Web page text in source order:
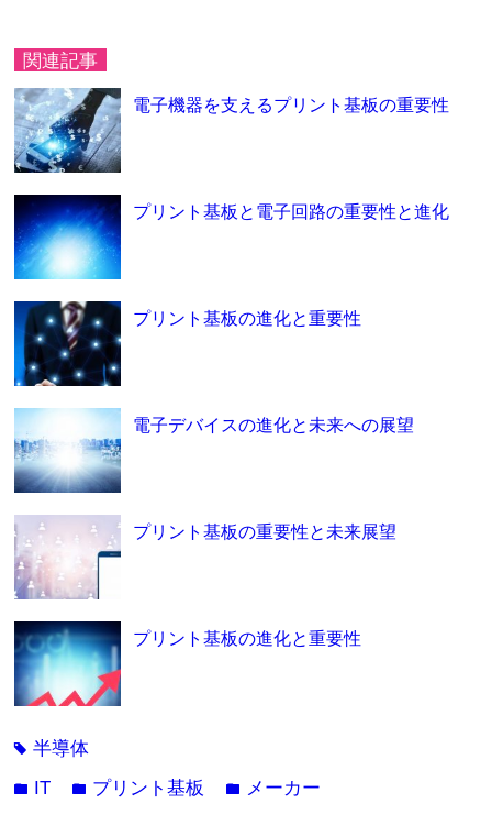
関連記事
電子機器を支えるプリント基板の重要性
プリント基板と電子回路の重要性と進化
プリント基板の進化と重要性
電子デバイスの進化と未来への展望
プリント基板の重要性と未来展望
プリント基板の進化と重要性
tag半導体
folder IT folder プリント基板 folder メーカー